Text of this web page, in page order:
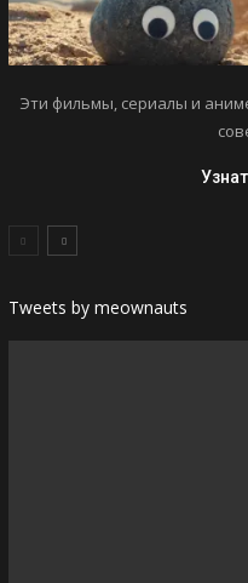
Эти фильмы, сериалы и
Tweets by meownauts